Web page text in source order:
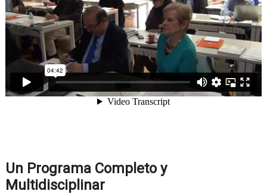
Un Programa Completo y
Multidisciplinar